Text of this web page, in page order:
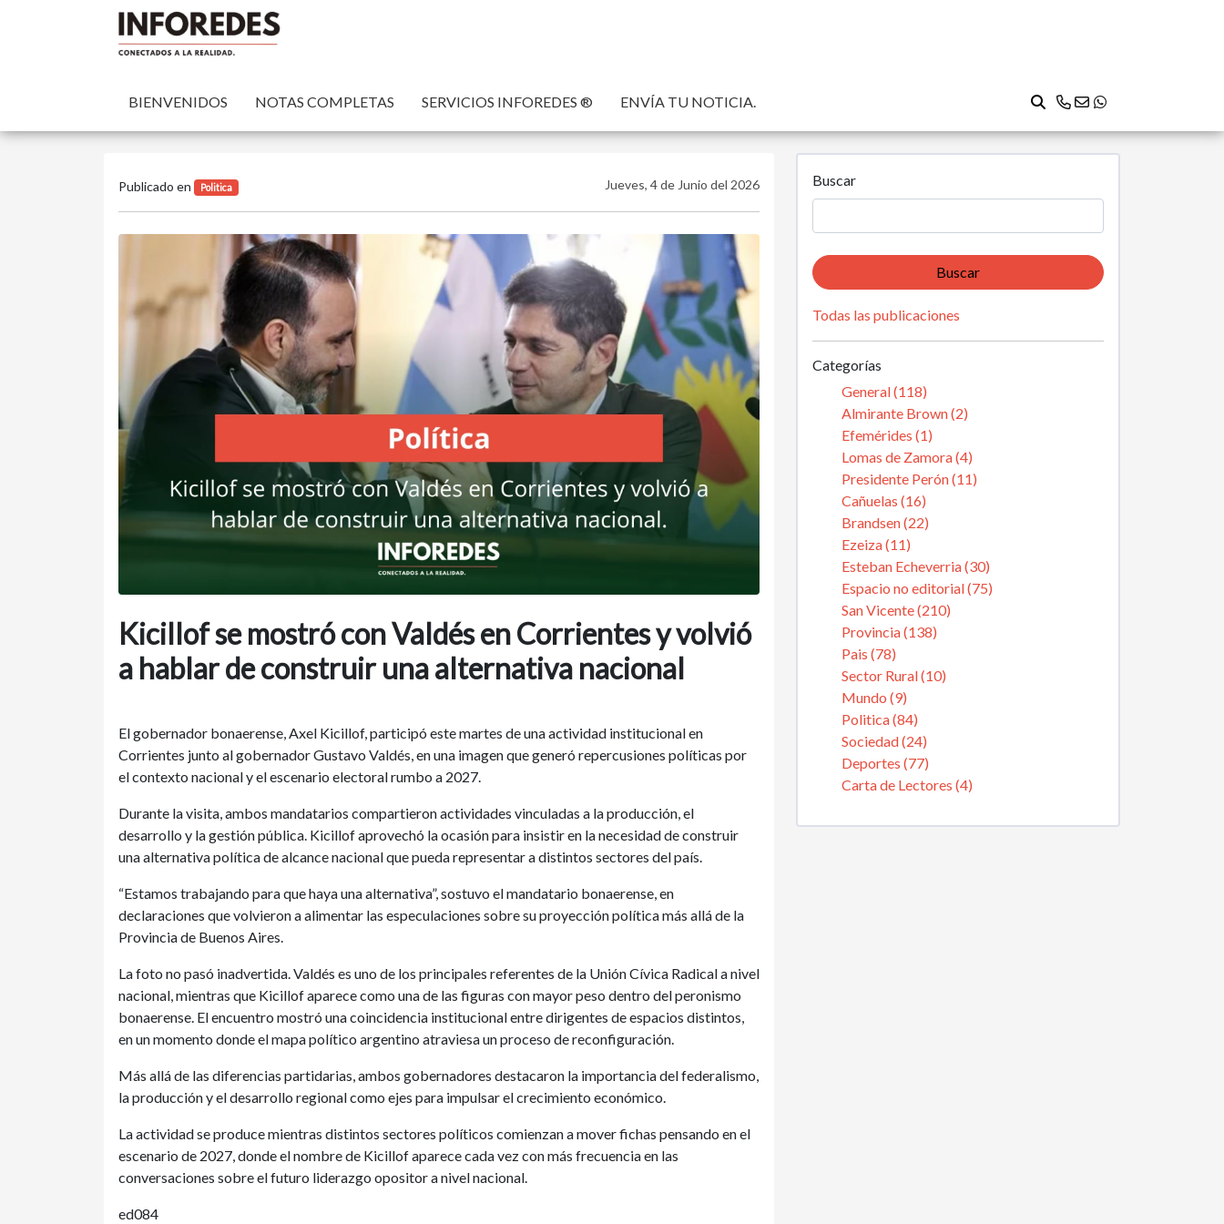
BIENVENIDOS NOTAS COMPLETAS SERVICIOS INFOREDES ® ENVÍA TU NOTICIA.
Publicado en Politica Jueves, 4 de Junio del 2026
Kicillof se mostró con Valdés en Corrientes y volvió
a hablar de construir una alternativa nacional
El gobernador bonaerense, Axel Kicillof, participó este martes de una actividad institucional en
Corrientes junto al gobernador Gustavo Valdés, en una imagen que generó repercusiones políticas por
el contexto nacional y el escenario electoral rumbo a 2027.
Durante la visita, ambos mandatarios compartieron actividades vinculadas a la producción, el
desarrollo y la gestión pública. Kicillof aprovechó la ocasión para insistir en la necesidad de construir
una alternativa política de alcance nacional que pueda representar a distintos sectores del país.
“Estamos trabajando para que haya una alternativa”, sostuvo el mandatario bonaerense, en
declaraciones que volvieron a alimentar las especulaciones sobre su proyección política más allá de la
Provincia de Buenos Aires.
La foto no pasó inadvertida. Valdés es uno de los principales referentes de la Unión Cívica Radical a nivel
nacional, mientras que Kicillof aparece como una de las figuras con mayor peso dentro del peronismo
bonaerense. El encuentro mostró una coincidencia institucional entre dirigentes de espacios distintos,
en un momento donde el mapa político argentino atraviesa un proceso de reconfiguración.
Más allá de las diferencias partidarias, ambos gobernadores destacaron la importancia del federalismo,
la producción y el desarrollo regional como ejes para impulsar el crecimiento económico.
La actividad se produce mientras distintos sectores políticos comienzan a mover fichas pensando en el
escenario de 2027, donde el nombre de Kicillof aparece cada vez con más frecuencia en las
conversaciones sobre el futuro liderazgo opositor a nivel nacional.
ed084
Buscar
Buscar
Todas las publicaciones
Categorías
General (118)
Almirante Brown (2)
Efemérides (1)
Lomas de Zamora (4)
Presidente Perón (11)
Cañuelas (16)
Brandsen (22)
Ezeiza (11)
Esteban Echeverria (30)
Espacio no editorial (75)
San Vicente (210)
Provincia (138)
Pais (78)
Sector Rural (10)
Mundo (9)
Politica (84)
Sociedad (24)
Deportes (77)
Carta de Lectores (4)